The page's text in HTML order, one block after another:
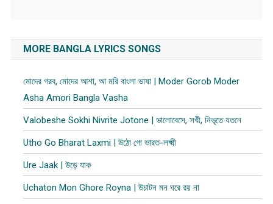
MORE BANGLA LYRICS SONGS
মোদের গরব, মোদের আশা, আ মরি বাংলা ভাষা | Moder Gorob Moder
Asha Amori Bangla Vasha
Valobeshe Sokhi Nivrite Jotone | ভালোবেসে, সখী, নিভৃতে যতনে
Utho Go Bharat Laxmi | উঠো গো ভারত-লক্ষ্মী
Ure Jaak | উড়ে যাক
Uchaton Mon Ghore Royna | উচাটন মন ঘরে র​য় না